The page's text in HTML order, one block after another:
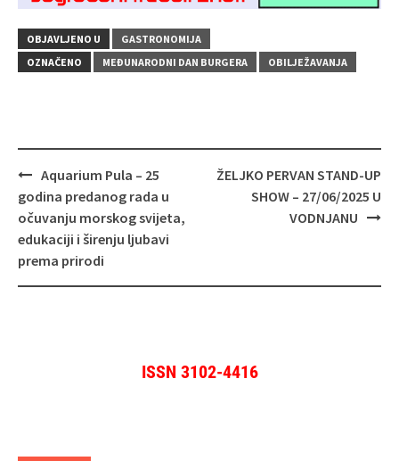
OBJAVLJENO U
GASTRONOMIJA
OZNAČENO
MEĐUNARODNI DAN BURGERA OBILJEŽAVANJA
Navigacija
objava
Aquarium Pula – 25
godina predanog rada u
očuvanju morskog svijeta,
edukaciji i širenju ljubavi
prema prirodi
ŽELJKO PERVAN STAND-UP
SHOW – 27/06/2025 U
VODNJANU
ISSN 3102-4416